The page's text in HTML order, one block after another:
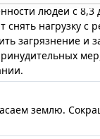
Жители Конго
лечения Эболы —
силой отнимают
медиков
22.05.2026 в 07:08